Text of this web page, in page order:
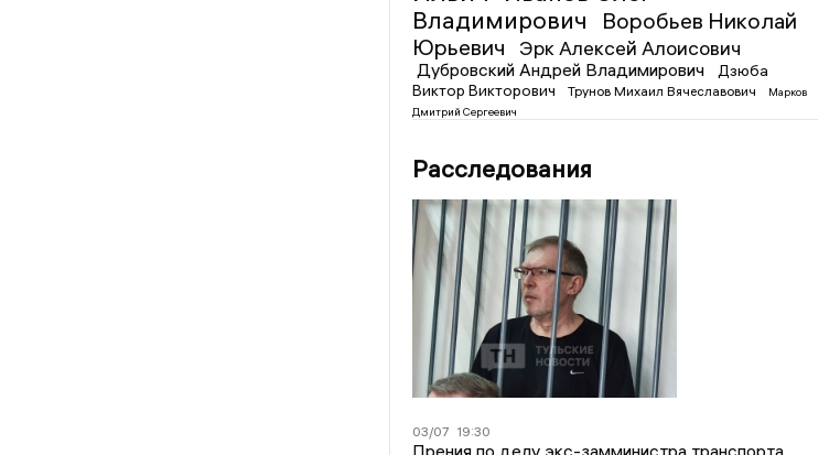
Владимирович
Воробьев Николай
Юрьевич
Эрк Алексей Алоисович
Дубровский Андрей Владимирович
Дзюба
Виктор Викторович
Трунов Михаил Вячеславович
Марков
Дмитрий Сергеевич
Расследования
03/07 19:30
Прения по делу экс-замминистра транспорта